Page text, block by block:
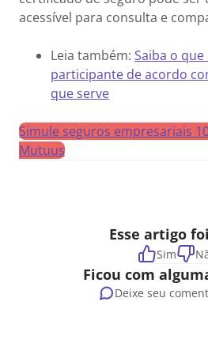
acessível para consulta e
Leia também: Saiba o
participante de acordo
que serve
Simule seguros empresariais
Mutuus
Esse artigo
Sim
Ficou com
Deixe seu